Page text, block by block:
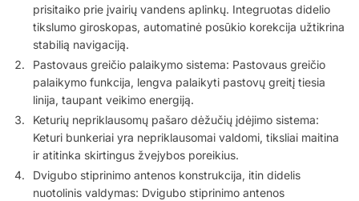
prisitaiko prie įvairių vandens aplinkų. Integruotas didelio
tikslumo giroskopas, automatinė posūkio korekcija užtikrina
stabilią navigaciją.
Pastovaus greičio palaikymo sistema: Pastovaus greičio
palaikymo funkcija, lengva palaikyti pastovų greitį tiesia
linija, taupant veikimo energiją.
Keturių nepriklausomų pašaro dėžučių įdėjimo sistema:
Keturi bunkeriai yra nepriklausomai valdomi, tiksliai maitina
ir atitinka skirtingus žvejybos poreikius.
Dvigubo stiprinimo antenos konstrukcija, itin didelis
nuotolinis valdymas: Dvigubo stiprinimo antenos